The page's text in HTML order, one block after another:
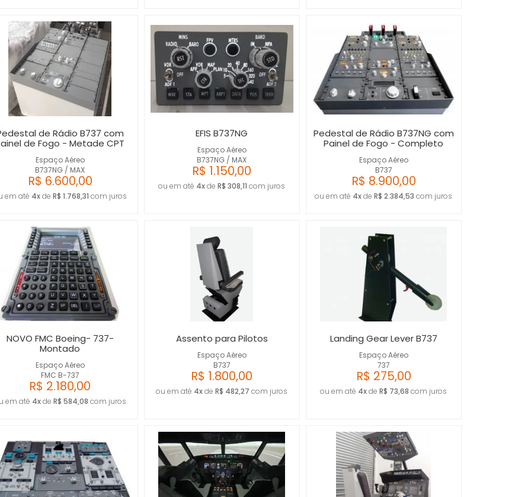
Espaço Aéreo
B737NG / MAX
de Rádio B737 com
de Fogo - Metade CPT
R$ 6.600,00
em até 4xde R$ 1.768,31 com juros
Espaço Aéreo
B737NG / MAX
EFIS B737NG
R$ 1.150,00
ou em até 4xde R$ 308,11 com juros
Espaço Aéreo
B737
Pedestal de Rádio B737NG com
Painel de Fogo - Completo
R$ 8.900,00
ou em até 4xde R$ 2.384,53 com juros
Espaço Aéreo
FMC B-737
NOVO FMC Boeing- 737-
Montado
R$ 2.180,00
em até 4xde R$ 584,08 com juros
Espaço Aéreo
B737
Assento para Pilotos
R$ 1.800,00
ou em até 4xde R$ 482,27 com juros
Espaço Aéreo
737
Landing Gear Lever B737
R$ 275,00
ou em até 4xde R$ 73,68 com juros